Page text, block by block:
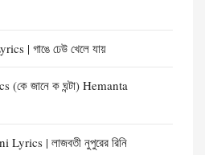
| গাঙে ঢেউ খেলে যায়
জানে ক ঘন্টা) Hemanta
| লাজবতী নুপুরের রিনি